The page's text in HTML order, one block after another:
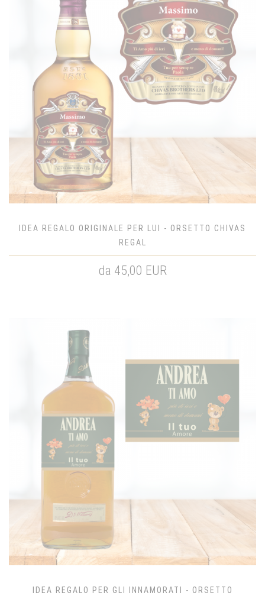
IDEA REGALO ORIGINALE PER LUI - ORSETTO CHIVAS
REGAL
da 45,00 EUR
IDEA REGALO PER GLI INNAMORATI - ORSETTO